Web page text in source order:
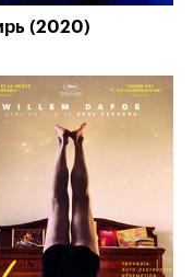
(2020)